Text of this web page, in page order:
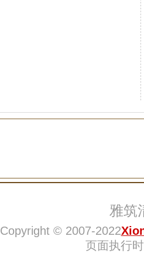
雅筑
Copyright © 2007-2022
页面执行